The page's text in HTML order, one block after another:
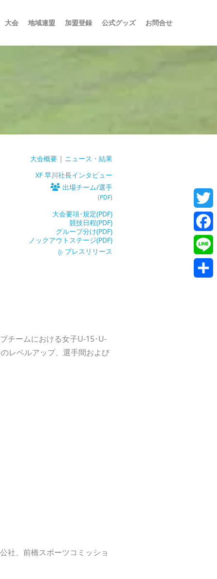
大会 地域連盟 加盟登録 公式グッズ お問合せ
大会概要 | ニュース・結果
XF 早川社長インタビュー
出場チーム/選手
(PDF)
大会要項･規定(PDF)
競技日程(PDF)
グループ分け(PDF)
ノックアウトステージ(PDF)
プレスリリース
チームにおける女子U-15･U-
レベルアップ、選手間および
社、前橋スポーツコミッショ
Line